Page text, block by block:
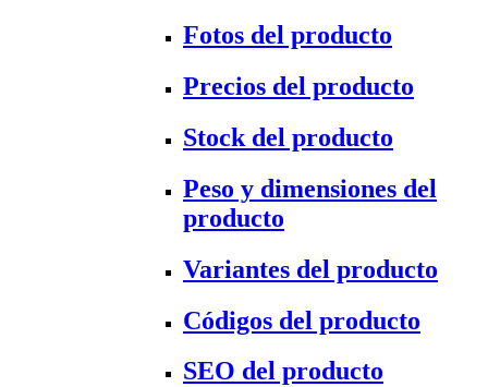
Fotos del producto
Precios del producto
Stock del producto
Peso y dimensiones del
producto
Variantes del producto
Códigos del producto
SEO del producto